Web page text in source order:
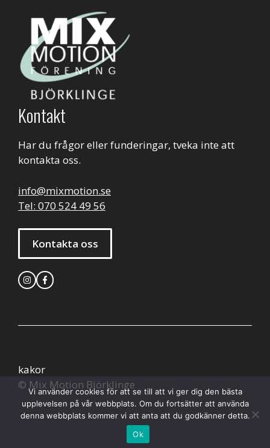
Kontakt
Har du frågor eller funderingar, tveka inte att
kontakta oss.
info@mixmotion.se
Tel: 070 524 49 56
Kontakta oss
© Mix Motion Björklinge
kakor
Vi använder cookies för att se till att vi ger dig den bästa
upplevelsen på vår webbplats. Om du fortsätter att använda
denna webbplats kommer vi att anta att du godkänner detta.
Ok